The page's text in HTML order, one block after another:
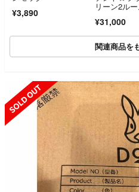
¥3,890
リーン2ル
¥31,000
関連商品を